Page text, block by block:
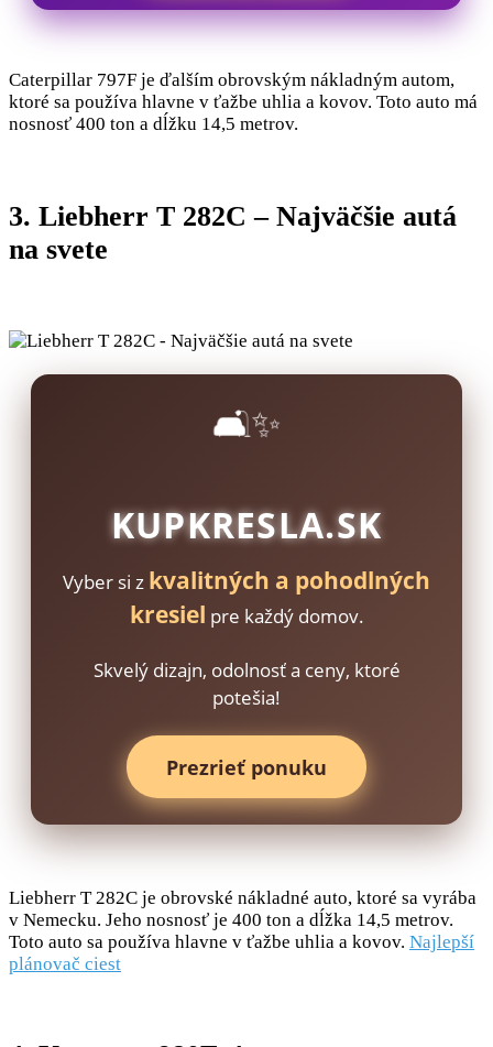
Caterpillar 797F je ďalším obrovským nákladným autom,
ktoré sa používa hlavne v ťažbe uhlia a kovov. Toto auto má
nosnosť 400 ton a dĺžku 14,5 metrov.
3. Liebherr T 282C – Najväčšie autá
na svete
🛋️✨
KUPKRESLA.SK
Vyber si z kvalitných a pohodlných
kresiel pre každý domov.
Skvelý dizajn, odolnosť a ceny, ktoré
potešia!
Prezrieť ponuku
Liebherr T 282C je obrovské nákladné auto, ktoré sa vyrába
v Nemecku. Jeho nosnosť je 400 ton a dĺžka 14,5 metrov.
Toto auto sa používa hlavne v ťažbe uhlia a kovov. Najlepší
plánovač ciest